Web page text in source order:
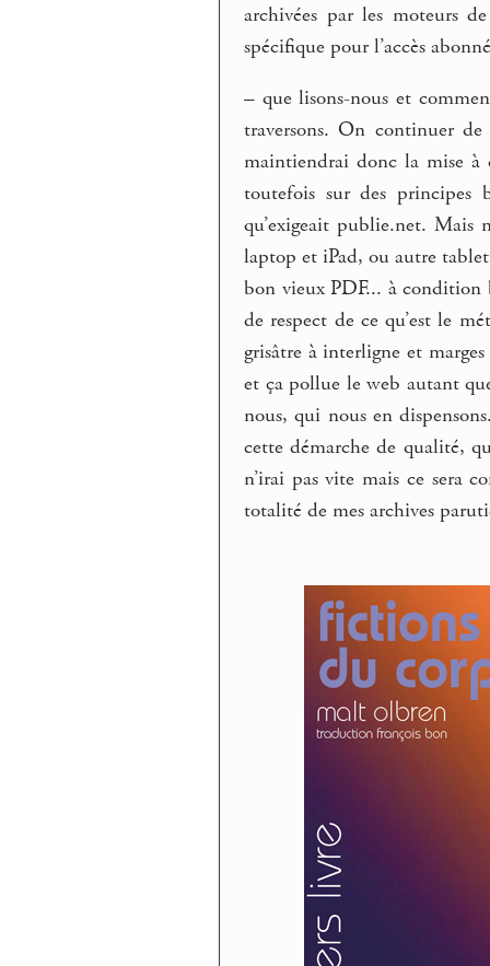
archivées par les moteurs
spécifique pour l’accès
– que lisons-nous et
traversons. On continuer
maintiendrai donc la mise à
toutefois sur des principes
qu’exigeait publie.net. Mais
laptop et iPad, ou autre
bon vieux PDF... à condition
de respect de ce qu’est le
grisâtre à interligne et
et ça pollue le web autant
nous, qui nous en
cette démarche de qualité,
n’irai pas vite mais ce sera
totalité de mes archives